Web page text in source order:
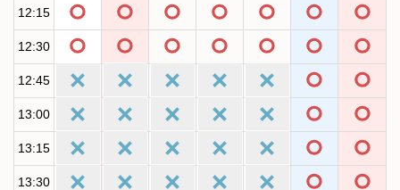
12:15
12:30
12:45
13:00
13:15
13:30